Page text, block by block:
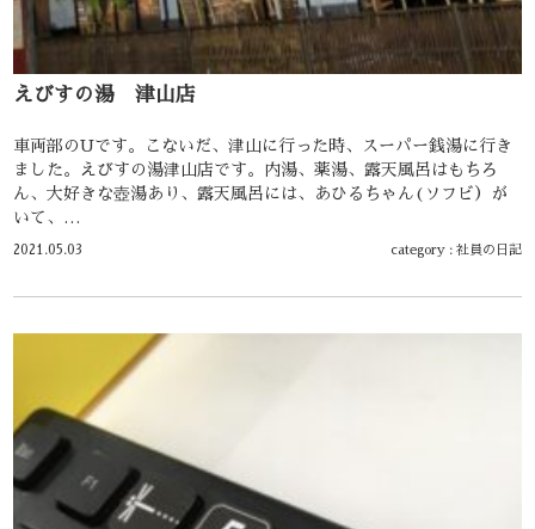
えびすの湯 津山店
車両部のUです。こないだ、津山に行った時、スーパー銭湯に行き
ました。えびすの湯津山店です。内湯、薬湯、露天風呂はもちろ
ん、大好きな壺湯あり、露天風呂には、あひるちゃん(ソフビ）が
いて、…
2021.05.03 category : 社員の日記